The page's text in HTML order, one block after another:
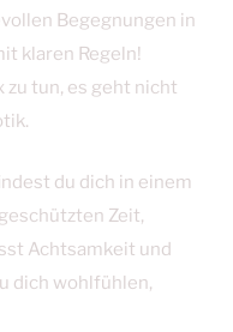
Begegnungen in
klaren Regeln!
zu tun, es geht nicht
du dich in einem
Zeit,
Achtsamkeit und
dich wohlfühlen,